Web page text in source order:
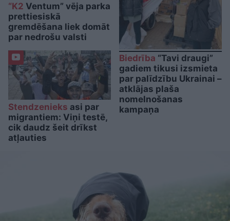
“K2 Ventum” vēja parka
prettiesiskā
gremdēšana liek domāt
par nedrošu valsti
Stendzenieks asi par
migrantiem: Viņi testē,
cik daudz šeit drīkst
atļauties
Biedrība “Tavi draugi”
gadiem tikusi izsmieta
par palīdzību Ukrainai –
atklājas plaša
nomelnošanas
kampaņa